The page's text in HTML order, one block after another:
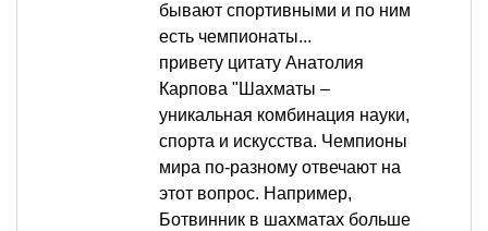
бывают спортивными и по ним
есть чемпионаты...
привету цитату Анатолия
Карпова "Шахматы –
уникальная комбинация науки,
спорта и искусства. Чемпионы
мира по-разному отвечают на
этот вопрос. Например,
Ботвинник в шахматах больше